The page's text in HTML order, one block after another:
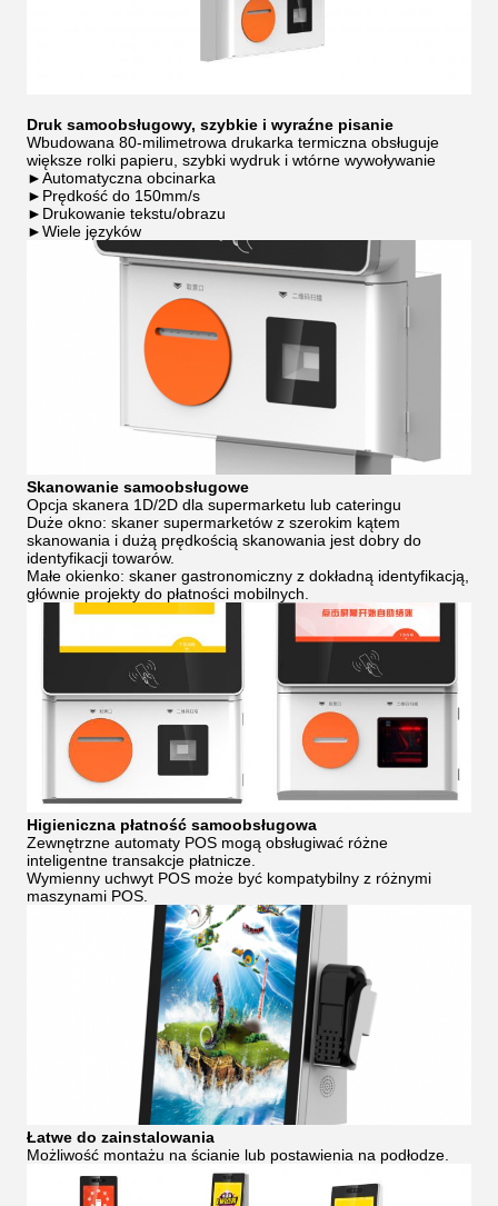
Druk samoobsługowy, szybkie i wyraźne pisanie
Wbudowana 80-milimetrowa drukarka termiczna obsługuje
większe rolki papieru, szybki wydruk i wtórne wywoływanie
►Automatyczna obcinarka
►Prędkość do 150mm/s
►Drukowanie tekstu/obrazu
►Wiele języków
Skanowanie samoobsługowe
Opcja skanera 1D/2D dla supermarketu lub cateringu
Duże okno: skaner supermarketów z szerokim kątem
skanowania i dużą prędkością skanowania jest dobry do
identyfikacji towarów.
Małe okienko: skaner gastronomiczny z dokładną identyfikacją,
głównie projekty do płatności mobilnych.
Higieniczna płatność samoobsługowa
Zewnętrzne automaty POS mogą obsługiwać różne
inteligentne transakcje płatnicze.
Wymienny uchwyt POS może być kompatybilny z różnymi
maszynami POS.
Łatwe do zainstalowania
Możliwość montażu na ścianie lub postawienia na podłodze.